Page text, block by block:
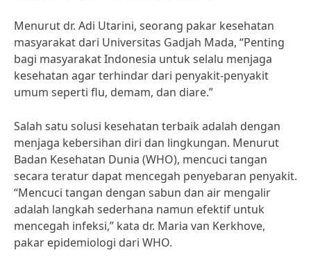
Menurut dr. Adi Utarini, seorang pakar kesehatan
masyarakat dari Universitas Gadjah Mada, “Penting
bagi masyarakat Indonesia untuk selalu menjaga
kesehatan agar terhindar dari penyakit-penyakit
umum seperti flu, demam, dan diare.”
Salah satu solusi kesehatan terbaik adalah dengan
menjaga kebersihan diri dan lingkungan. Menurut
Badan Kesehatan Dunia (WHO), mencuci tangan
secara teratur dapat mencegah penyebaran penyakit.
“Mencuci tangan dengan sabun dan air mengalir
adalah langkah sederhana namun efektif untuk
mencegah infeksi,” kata dr. Maria van Kerkhove,
pakar epidemiologi dari WHO.